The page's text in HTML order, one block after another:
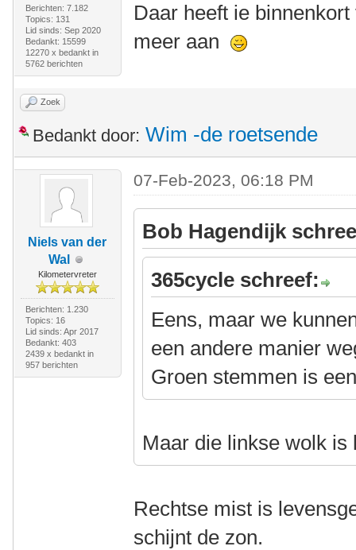
Berichten: 7.182
Topics: 131
Lid sinds: Sep 2020
Bedankt: 15599
12270 x bedankt in
5762 berichten
Daar heeft ie
meer aan
Zoek
Bedankt door: Wim -de roetsende
Niels van der
Wal
Kilometervreter
Berichten: 1.230
Topics: 16
Lid sinds: Apr 2017
Bedankt: 403
2439 x bedankt in
957 berichten
07-Feb-2023, 06:18 PM
Bob Hagendijk
365cycle schreef:
Eens, maar we
een andere manier
Groen stemmen is
Maar die linkse wolk
Rechtse mist is
schijnt de zon.